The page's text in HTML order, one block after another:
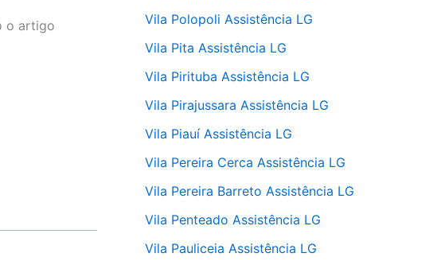
o artigo
Vila Polopoli Assistência LG
Vila Pita Assistência LG
Vila Pirituba Assistência LG
Vila Pirajussara Assistência LG
Vila Piauí Assistência LG
Vila Pereira Cerca Assistência LG
Vila Pereira Barreto Assistência LG
Vila Penteado Assistência LG
Vila Pauliceia Assistência LG